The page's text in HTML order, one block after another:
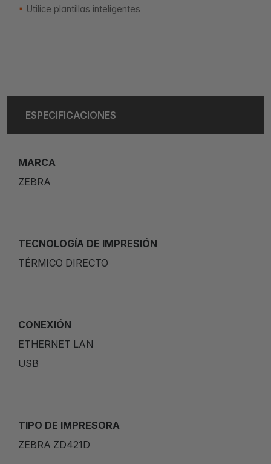
Utilice plantillas inteligentes
ESPECIFICACIONES
MARCA
ZEBRA
TECNOLOGÍA DE IMPRESIÓN
TÉRMICO DIRECTO
CONEXIÓN
ETHERNET LAN
USB
TIPO DE IMPRESORA
ZEBRA ZD421D